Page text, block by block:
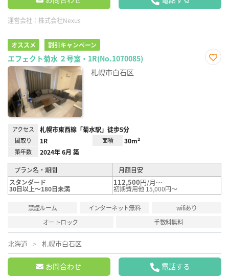
運営会社： 株式会社Nexus
オススメ 割引キャンペーン
エフェクト菊水 ２号室・1R(No.1070085)
札幌市白石区
アクセス 札幌市東西線「菊水駅」徒歩5分
間取り 1R 面積 30m²
築年数 2024年 6月 築
プラン名・期間
月額目安
スタンダード
30日以上～180日未満
112,500円/月～
初期費用他 15,000円～
禁煙ルーム インターネット無料
wifiあり
オートロック
手数料無料
北海道 札幌市白石区
お問合わせ 電話する